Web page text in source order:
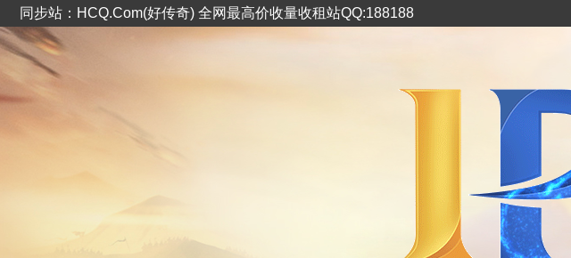
同步站：HCQ.Com(好传奇) 全网最高价收量收租站QQ:188188